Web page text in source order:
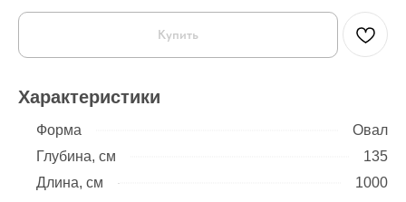
Купить
Характеристики
Форма
Овал
Глубина, см
135
Длина, см
1000